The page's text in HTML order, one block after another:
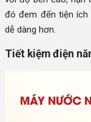
đó đem đến tiện ích
dễ dàng hơn.
Tiết kiệm điện